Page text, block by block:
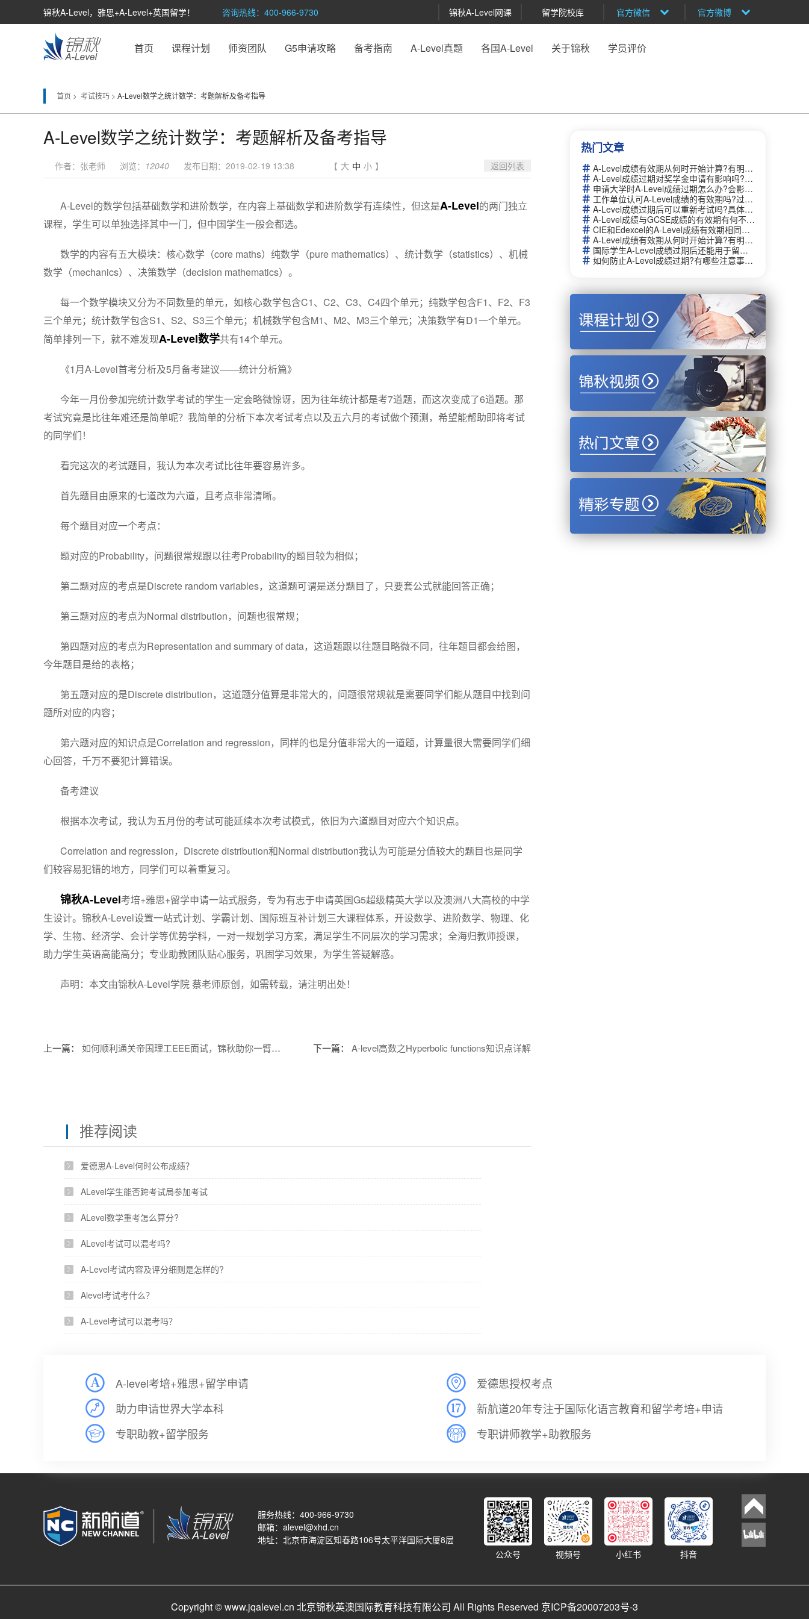
锦秋A-Level，雅思+A-Level+英国留学！ 咨询热线：400-966-9730 锦秋A-Level网课 留学院校库 官方微信 官方微博
首页 课程计划 师资团队 G5申请攻略 备考指南 A-Level真题 各国A-Level 关于锦秋 学员评价
首页 > 考试技巧 > A-Level数学之统计数学：考题解析及备考指导
A-Level数学之统计数学：考题解析及备考指导
作者：张老师 浏览： 12040 发布日期：2019-02-19 13:38 【 大 中 小 】 返回列表
A-Level的数学包括基础数学和进阶数学，在内容上基础数学和进阶数学有连续性，但这是A-Level的两门独立
课程，学生可以单独选择其中一门，但中国学生一般会都选。
数学的内容有五大模块：核心数学（core maths）纯数学（pure mathematics）、统计数学（statistics）、机械
数学（mechanics）、决策数学（decision mathematics）。
每一个数学模块又分为不同数量的单元，如核心数学包含C1、C2、C3、C4四个单元；纯数学包含F1、F2、F3
三个单元；统计数学包含S1、S2、S3三个单元；机械数学包含M1、M2、M3三个单元；决策数学有D1一个单元。
简单排列一下，就不难发现A-Level数学共有14个单元。
《1月A-Level首考分析及5月备考建议——统计分析篇》
今年一月份参加完统计数学考试的学生一定会略微惊讶，因为往年统计都是考7道题，而这次变成了6道题。那
考试究竟是比往年难还是简单呢？我简单的分析下本次考试考点以及五六月的考试做个预测，希望能帮助即将考试
的同学们！
看完这次的考试题目，我认为本次考试比往年要容易许多。
首先题目由原来的七道改为六道，且考点非常清晰。
每个题目对应一个考点：
题对应的Probability，问题很常规跟以往考Probability的题目较为相似；
第二题对应的考点是Discrete random variables，这道题可谓是送分题目了，只要套公式就能回答正确；
第三题对应的考点为Normal distribution，问题也很常规；
第四题对应的考点为Representation and summary of data，这道题跟以往题目略微不同，往年题目都会给图，
今年题目是给的表格；
第五题对应的是Discrete distribution，这道题分值算是非常大的，问题很常规就是需要同学们能从题目中找到问
题所对应的内容；
第六题对应的知识点是Correlation and regression，同样的也是分值非常大的一道题，计算量很大需要同学们细
心回答，千万不要犯计算错误。
备考建议
根据本次考试，我认为五月份的考试可能延续本次考试模式，依旧为六道题目对应六个知识点。
Correlation and regression，Discrete distribution和Normal distribution我认为可能是分值较大的题目也是同学
们较容易犯错的地方，同学们可以着重复习。
锦秋A-Level考培+雅思+留学申请一站式服务，专为有志于申请英国G5超级精英大学以及澳洲八大高校的中学
生设计。锦秋A-Level设置一站式计划、学霸计划、国际班互补计划三大课程体系，开设数学、进阶数学、物理、化
学、生物、经济学、会计学等优势学科，一对一规划学习方案，满足学生不同层次的学习需求；全海归教师授课，
助力学生英语高能高分；专业助教团队贴心服务，巩固学习效果，为学生答疑解惑。
声明：本文由锦秋A-Level学院 蔡老师原创，如需转载，请注明出处！
上一篇： 如何顺利通关帝国理工EEE面试，锦秋助你一臂之力！ 下一篇： A-level高数之Hyperbolic functions知识点详解
推荐阅读
爱德思A-Level何时公布成绩？
ALevel学生能否跨考试局参加考试
ALevel数学重考怎么算分?
ALevel考试可以混考吗?
A-Level考试内容及评分细则是怎样的?
Alevel考试考什么？
A-Level考试可以混考吗？
热门文章
A-Level成绩有效期从何时开始计算?有明确的时间限制吗？
A-Level成绩过期对奖学金申请有影响吗?需要提供额外证明吗？
申请大学时A-Level成绩过期怎么办?会影响录取吗？
工作单位认可A-Level成绩的有效期吗?过期后需要重新认证吗？
A-Level成绩过期后可以重新考试吗?具体流程是什么？
A-Level成绩与GCSE成绩的有效期有何不同?哪个更持久？
CIE和Edexcel的A-Level成绩有效期相同吗?如何查询官方信息？
A-Level成绩有效期从何时开始计算?有明确的时间限制吗？
国际学生A-Level成绩过期后还能用于留学申请吗?如何补救？
如何防止A-Level成绩过期?有哪些注意事项和建议？
A-level考培+雅思+留学申请
爱德思授权考点
助力申请世界大学本科
新航道20年专注于国际化语言教育和留学考培+申请
专职助教+留学服务
专职讲师教学+助教服务
服务热线：400-966-9730
邮箱：alevel@xhd.cn
地址：北京市海淀区知春路106号太平洋国际大厦8层
公众号
视频号 小红书 抖音
Copyright © www.jqalevel.cn 北京锦秋英澳国际教育科技有限公司 All Rights Reserved 京ICP备20007203号-3